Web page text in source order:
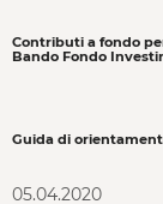
Contributi a fondo
Bando Fondo
Guida di
05.04.2020